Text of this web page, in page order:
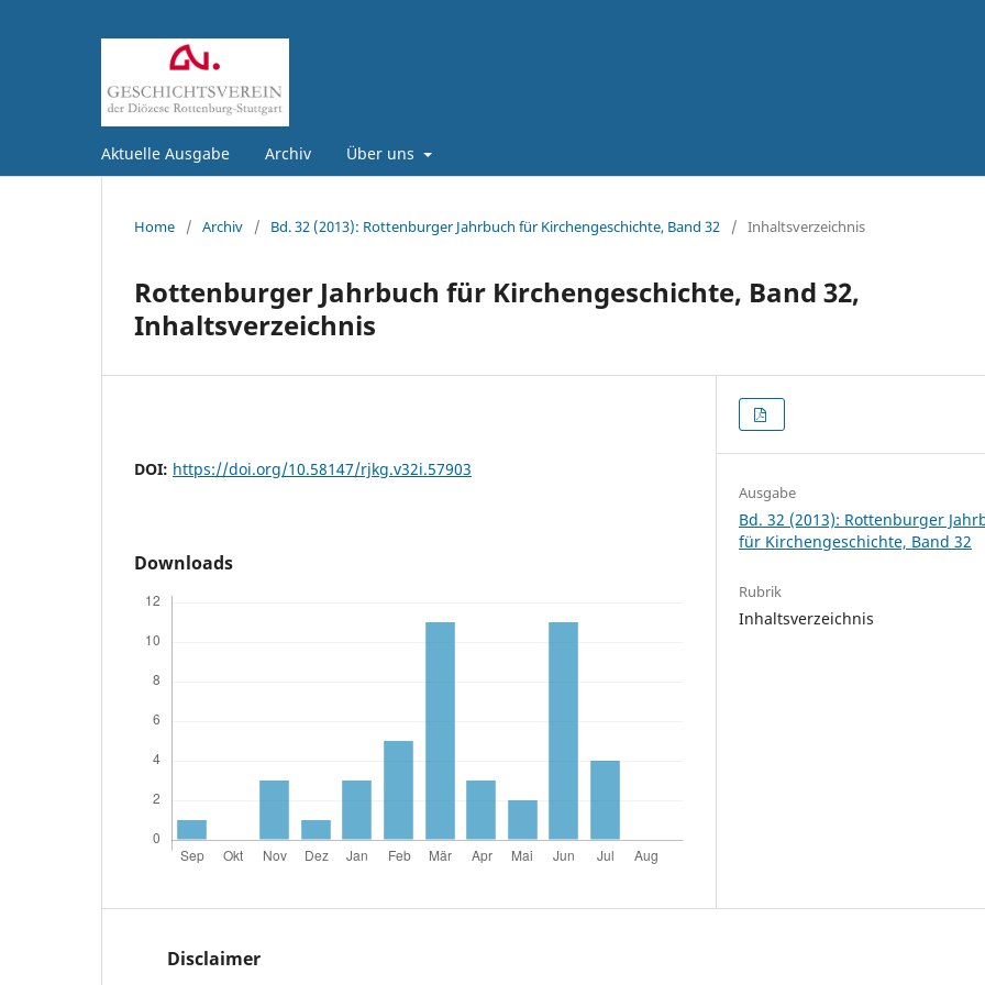
Aktuelle Ausgabe Archiv Über uns
Home / Archiv / Bd. 32 (2013): Rottenburger Jahrbuch für Kirchengeschichte, Band 32 / Inhaltsverzeichnis
Rottenburger Jahrbuch für Kirchengeschichte, Band 32,
Inhaltsverzeichnis
DOI: https://doi.org/10.58147/rjkg.v32i.57903
Downloads
Ausgabe
Bd. 32 (2013): Rottenburger
für Kirchengeschichte, Band 32
Rubrik
Inhaltsverzeichnis
Disclaimer